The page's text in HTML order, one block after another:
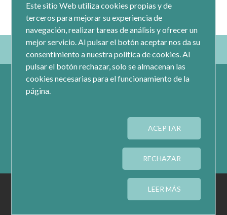
Calle Jacometrezo 15- 5ºM- 28013 Madrid
Tel.: 91 593 04 12
COOKIES
CONFIGURAR COOKIES
Este sitio Web utiliza cookies propias y de
terceros para mejorar su experiencia de
navegación, realizar tareas de análisis y ofrecer un
mejor servicio. Al pulsar el botón aceptar nos da su
consentimiento a nuestra política de cookies. Al
pulsar el botón rechazar, solo se almacenan las
cookies necesarias para el funcionamiento de la
página.
ACEPTAR
RECHAZAR
LEER MÁS